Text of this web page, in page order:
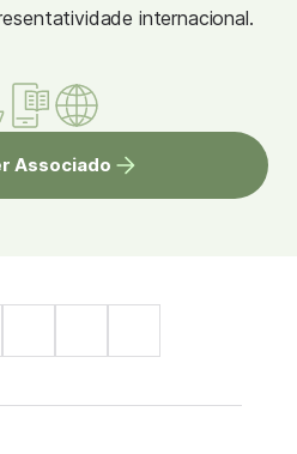
internacional.
Associado